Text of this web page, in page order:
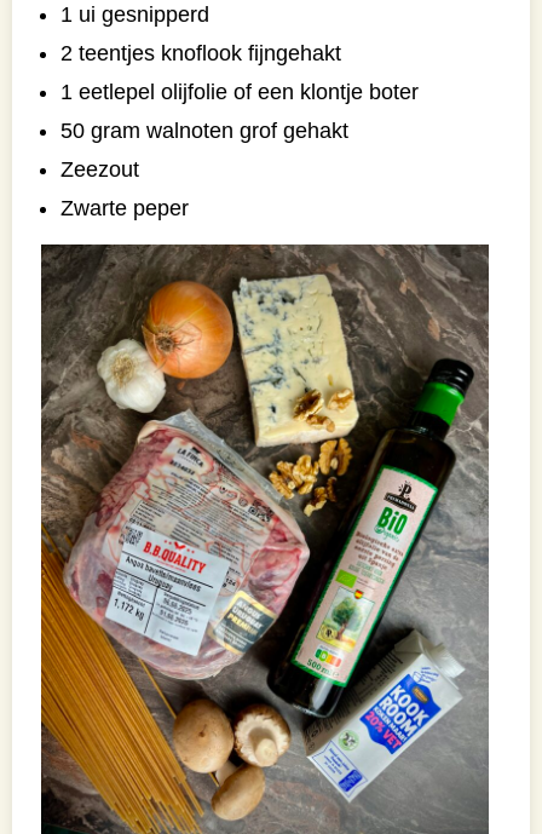
1 ui gesnipperd
2 teentjes knoflook fijngehakt
1 eetlepel olijfolie of een klontje boter
50 gram walnoten grof gehakt
Zeezout
Zwarte peper